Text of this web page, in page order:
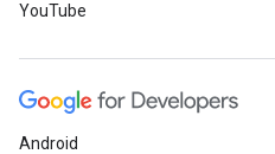
YouTube
Android